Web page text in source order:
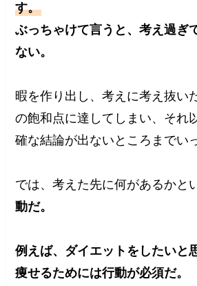
す。
ぶっちゃけて言うと、考え過ぎ
ない。
暇を作り出し、考えに考え抜い
の飽和点に達してしまい、それ
確な結論が出ないところまでい
では、考えた先に何があるかと
動だ。
例えば、ダイエットをしたいと
痩せるためには行動が必須だ。